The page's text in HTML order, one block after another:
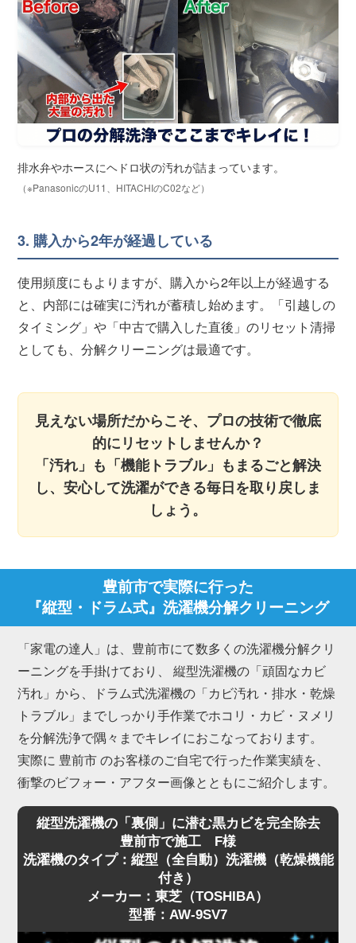
排水弁やホースにヘドロ状の汚れが詰まっています。
（※PanasonicのU11、HITACHIのC02など）
3. 購入から2年が経過している
使用頻度にもよりますが、購入から2年以上が経過する
と、内部には確実に汚れが蓄積し始めます。「引越しの
タイミング」や「中古で購入した直後」のリセット清掃
としても、分解クリーニングは最適です。
見えない場所だからこそ、プロの技術で徹底
的にリセットしませんか？
「汚れ」も「機能トラブル」もまるごと解決
し、安心して洗濯ができる毎日を取り戻しま
しょう。
豊前市で実際に行った
『縦型・ドラム式』洗濯機分解クリーニング
「家電の達人」は、豊前市にて数多くの洗濯機分解クリ
ーニングを手掛けており、 縦型洗濯機の「頑固なカビ
汚れ」から、ドラム式洗濯機の「カビ汚れ・排水・乾燥
トラブル」までしっかり手作業でホコリ・カビ・ヌメリ
を分解洗浄で隅々までキレイにおこなっております。
実際に 豊前市 のお客様のご自宅で行った作業実績を、
衝撃のビフォー・アフター画像とともにご紹介します。
縦型洗濯機の「裏側」に潜む黒カビを完全除去
豊前市で施工 F様
洗濯機のタイプ：縦型（全自動）洗濯機（乾燥機能
付き）
メーカー：東芝（TOSHIBA）
型番：AW-9SV7